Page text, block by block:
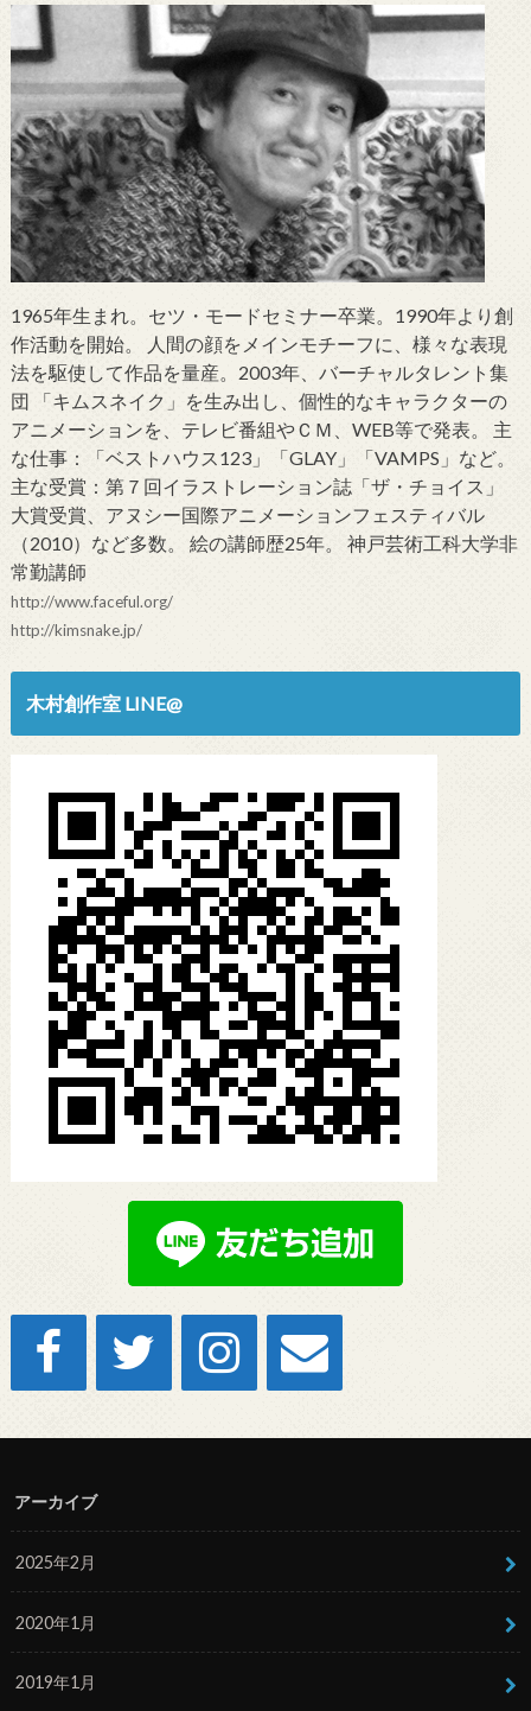
1965年生まれ。セツ・モードセミナー卒業。1990年より創
作活動を開始。 人間の顔をメインモチーフに、様々な表現
法を駆使して作品を量産。2003年、バーチャルタレント集
団 「キムスネイク」を生み出し、個性的なキャラクターの
アニメーションを、テレビ番組やＣＭ、WEB等で発表。 主
な仕事：「ベストハウス123」「GLAY」「VAMPS」など。
主な受賞：第７回イラストレーション誌「ザ・チョイス」
大賞受賞、アヌシー国際アニメーションフェスティバル
（2010）など多数。 絵の講師歴25年。 神戸芸術工科大学非
常勤講師
http://www.faceful.org/
http://kimsnake.jp/
木村創作室 LINE@
アーカイブ
2025年2月
2020年1月
2019年1月